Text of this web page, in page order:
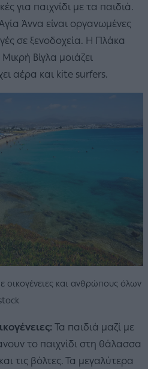
για παιχνίδι με τα παιδιά.
Άννα είναι οργανωμένες
σε ξενοδοχεία. Η Πλάκα
Βίγλα μοιάζει
αέρα και kite surfers.
οικογένειες και ανθρώπους όλων
Τα παιδιά μαζί με
το παιχνίδι στη θάλασσα
τις βόλτες. Τα μεγαλύτερα